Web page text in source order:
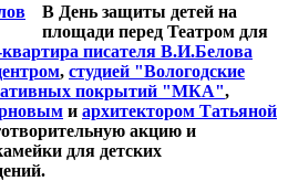
В День защиты детей на
площади перед Театром для
писателя В.И.Белова
, студией "Вологодские
покрытий "МКА",
и архитектором Татьяной
акцию и
для детских